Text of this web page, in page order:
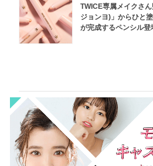
TWICE専属メイクさ
ジョンヨ)」からひと
が完成するペンシル